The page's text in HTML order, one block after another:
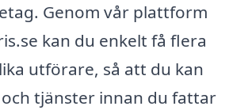
Genom vår plattform
kan du enkelt få flera
utförare, så att du kan
tjänster innan du fattar